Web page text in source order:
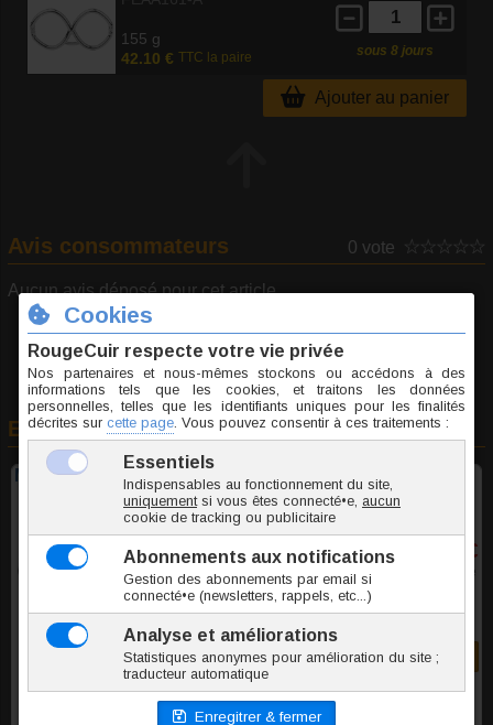
155 g
42.10 € TTC la paire sous 8 jours
Ajouter au panier
Avis consommateurs 0 vote
Aucun avis déposé pour cet article...
En rapport avec cet article
Menottes de pouces métal avec chaine
24,45 €
TTC la paire
Commander